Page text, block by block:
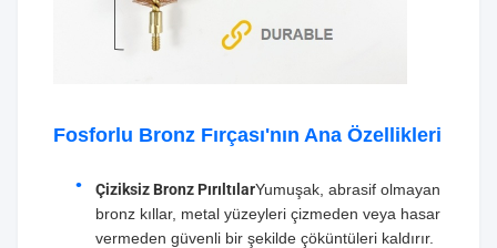
Fosforlu Bronz Fırçası'nın Ana Özellikleri
Çiziksiz Bronz PırıltılarYumuşak, abrasif olmayan
bronz kıllar, metal yüzeyleri çizmeden veya hasar
vermeden güvenli bir şekilde çöküntüleri kaldırır.